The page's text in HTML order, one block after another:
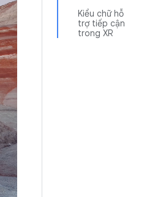
Kiểu chữ hỗ
trợ tiếp cận
trong XR